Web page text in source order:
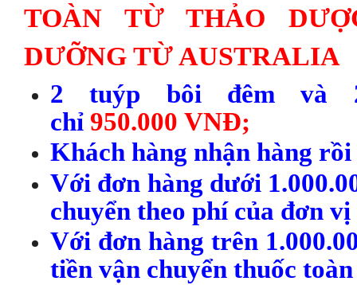
TOÀN TỪ THẢO
DƯỠNG TỪ AUSTRALIA
2 tuýp bôi đêm và
chỉ 950.000 VNĐ;
Khách hàng nhận hàng rồi
Với đơn hàng dưới
chuyển theo phí của đơn
Với đơnhàng trên
tiền vận chuyển thuốc